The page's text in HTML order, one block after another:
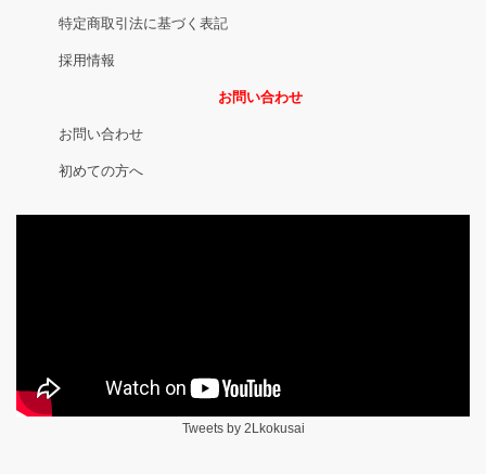
特定商取引法に基づく表記
採用情報
お問い合わせ
お問い合わせ
初めての方へ
Tweets by 2Lkokusai